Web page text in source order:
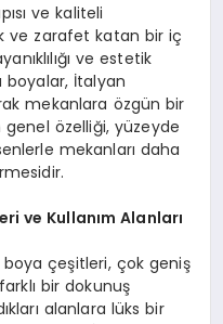
ve kaliteli
ve zarafet katan bir iç
ve estetik
boyalar, İtalyan
mekanlara özgün bir
genel özelliği, yüzeyde
mekanları daha
ve Kullanım Alanları
çeşitleri, çok geniş
bir dokunuş
alanlara lüks bir